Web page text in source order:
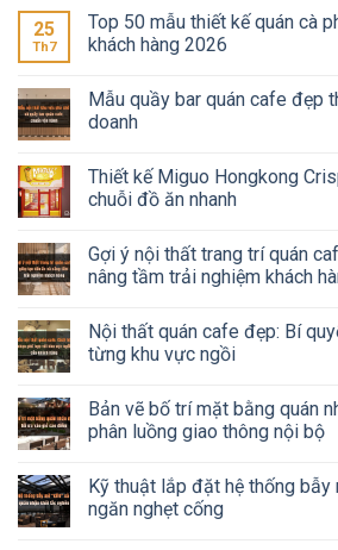
25
Th7
Top 50 mẫu thiết kế quán cà
khách hàng 2026
Mẫu quầy bar quán cafe đẹp
doanh
Thiết kế Miguo Hongkong
chuỗi đồ ăn nhanh
Gợi ý nội thất trang trí quán
nâng tầm trải nghiệm khách
Nội thất quán cafe đẹp: Bí
từng khu vực ngồi
Bản vẽ bố trí mặt bằng quán
phân luồng giao thông nội bộ
Kỹ thuật lắp đặt hệ thống bẫy
ngăn nghẹt cống